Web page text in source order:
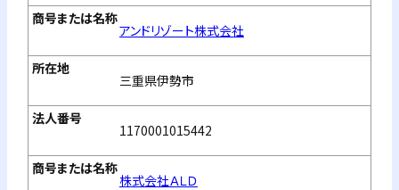
アンドリゾート株式会社
三重県伊勢市
1170001015442
株式会社ＡＬＤ